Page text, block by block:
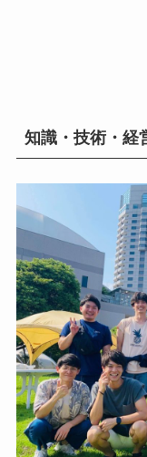
知識・技術・経